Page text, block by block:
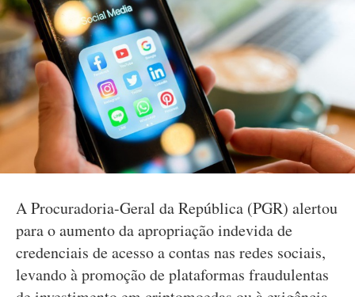
A Procuradoria-Geral da República (PGR) alertou
para o aumento da apropriação indevida de
credenciais de acesso a contas nas redes sociais,
levando à promoção de plataformas fraudulentas